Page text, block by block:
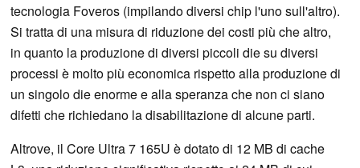
tecnologia Foveros (impilando diversi chip l'uno sull'altro).
Si tratta di una misura di riduzione dei costi più che altro,
in quanto la produzione di diversi piccoli die su diversi
processi è molto più economica rispetto alla produzione di
un singolo die enorme e alla speranza che non ci siano
difetti che richiedano la disabilitazione di alcune parti.
Altrove, il Core Ultra 7 165U è dotato di 12 MB di cache